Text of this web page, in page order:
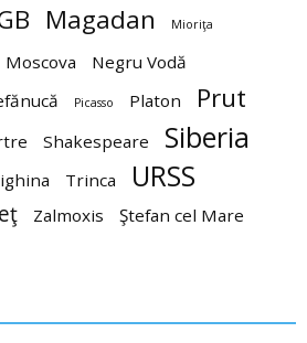
Magadan Mioriţa
Moscova Negru Vodă
Picasso Platon Prut
Shakespeare Siberia
Trinca URSS
Zalmoxis Ştefan cel Mare